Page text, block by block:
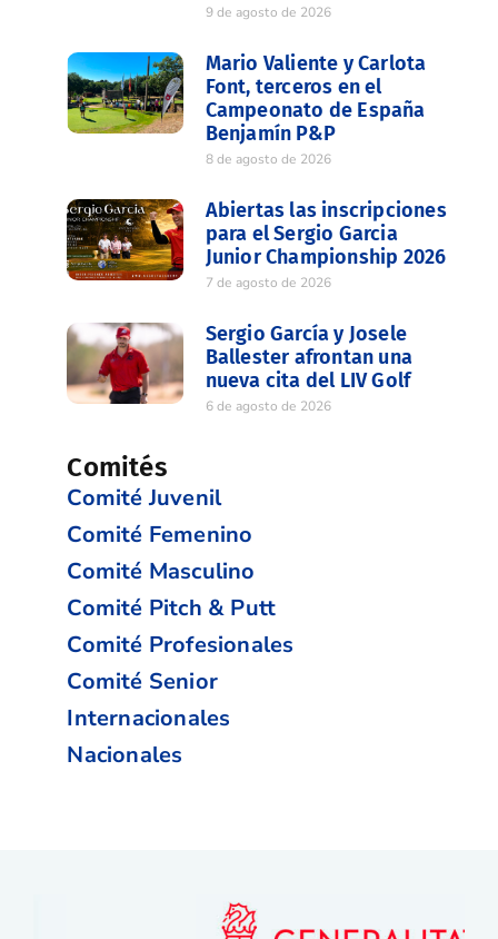
9 de agosto de 2026
Mario Valiente y Carlota
Font, terceros en el
Campeonato de España
Benjamín P&P
8 de agosto de 2026
Abiertas las inscripciones
para el Sergio Garcia
Junior Championship 2026
7 de agosto de 2026
Sergio García y Josele
Ballester afrontan una
nueva cita del LIV Golf
6 de agosto de 2026
Comités
Comité Juvenil
Comité Femenino
Comité Masculino
Comité Pitch & Putt
Comité Profesionales
Comité Senior
Internacionales
Nacionales